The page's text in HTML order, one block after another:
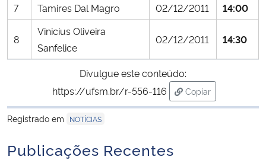
Gabinete de Segurança Institucional
Advocacia-Geral da União
Banco Central do Brasil
7
Tamires Dal Magro 02/12/2011 14:00
8
Vinicius Oliveira
Sanfelice
02/12/2011 14:30
Divulgue este conteúdo:
https://ufsm.br/r-556-116
Copiar
para área de
Registrado em
NOTÍCIAS
Publicações Recentes